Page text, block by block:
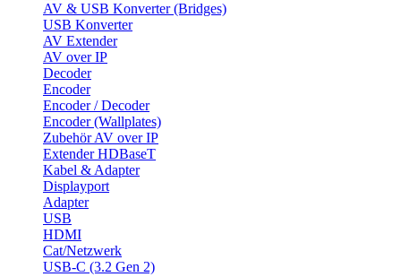
AV & USB Konverter (Bridges)
USB Konverter
AV Extender
AV over IP
Decoder
Encoder
Encoder / Decoder
Encoder (Wallplates)
Zubehör AV over IP
Extender HDBaseT
Kabel & Adapter
Displayport
Adapter
USB
HDMI
Cat/Netzwerk
USB-C (3.2 Gen 2)